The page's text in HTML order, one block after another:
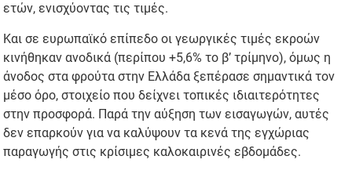
ετών, ενισχύοντας τις τιμές.
Και σε ευρωπαϊκό επίπεδο οι γεωργικές τιμές εκροών
κινήθηκαν ανοδικά (περίπου +5,6% το β’ τρίμηνο), όμως η
άνοδος στα φρούτα στην Ελλάδα ξεπέρασε σημαντικά τον
μέσο όρο, στοιχείο που δείχνει τοπικές ιδιαιτερότητες
στην προσφορά. Παρά την αύξηση των εισαγωγών, αυτές
δεν επαρκούν για να καλύψουν τα κενά της εγχώριας
παραγωγής στις κρίσιμες καλοκαιρινές εβδομάδες.